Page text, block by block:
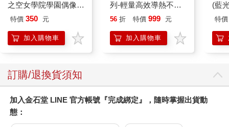
之空女學院學園偶像俱
樂部 Bloom Garden
特價 350 元
加入購物車
列-輕量高效導熱不沾
平煎鍋30cm
56 折 特價 999 元
加入購物車
(藍
特價
訂購/退換貨須知
加入金石堂 LINE 官方帳號『完成綁定』，隨時掌握出貨動
態：